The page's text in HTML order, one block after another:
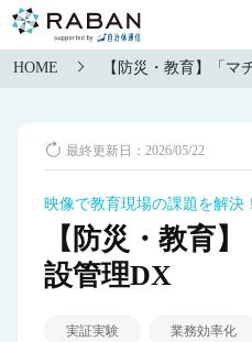
HOME 【防災・教育】「マ
最終更新日：2026/05/22
映像で教育現場の課題を解決！
【防災・教育
設管理DX
実証実験 業務効率化